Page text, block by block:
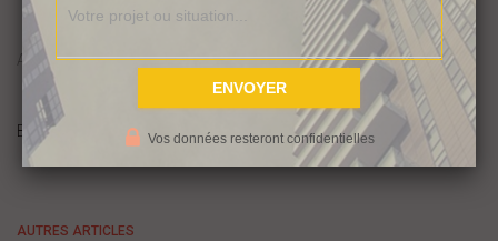
Allez hop on accède tout de suite à la deuxième vidéo
(suite…)
By
Audrey 10 ans ago
AUTRES ARTICLES
Vos données resteront confidentielles